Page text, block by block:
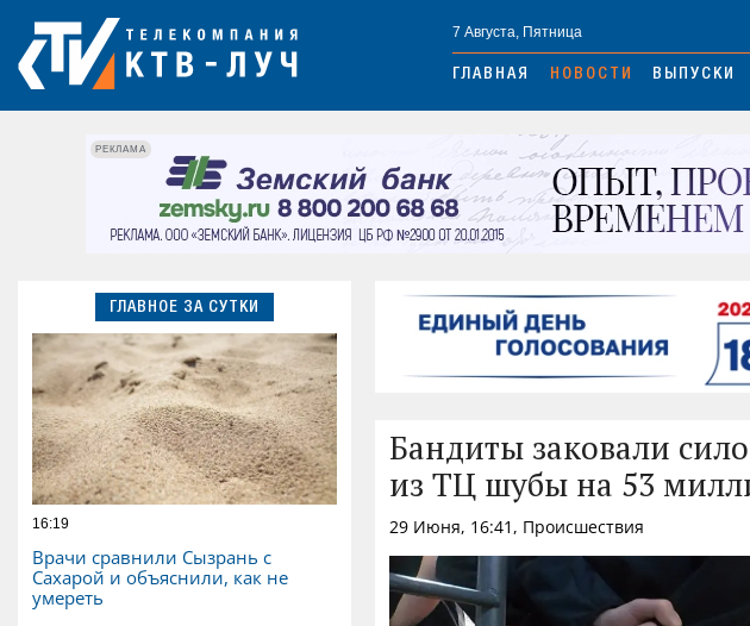
7 Августа, Пятница
ГЛАВНАЯ НОВОСТИ ВЫПУСКИ
РЕКЛАМА
ГЛАВНОЕ ЗА СУТКИ
16:19
Врачи сравнили Сызрань с
Сахарой и объяснили, как не
умереть
Бандиты заковали
из ТЦ шубы на 53
29 Июня, 16:41, Происшествия